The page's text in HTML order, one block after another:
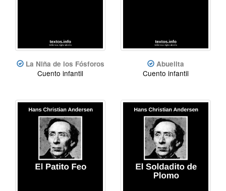
La Niña de los Fósforos
Cuento infantil
Abuelita
Cuento infantil